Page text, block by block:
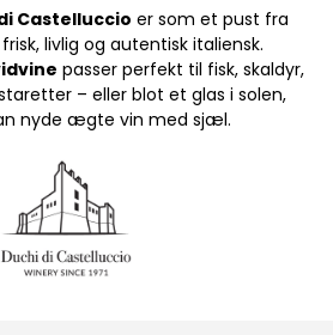
Castelluccio er som et pust fra
livlig og autentisk italiensk.
passer perfekt til fisk, skaldyr,
– eller blot et glas i solen,
nyde ægte vin med sjæl.